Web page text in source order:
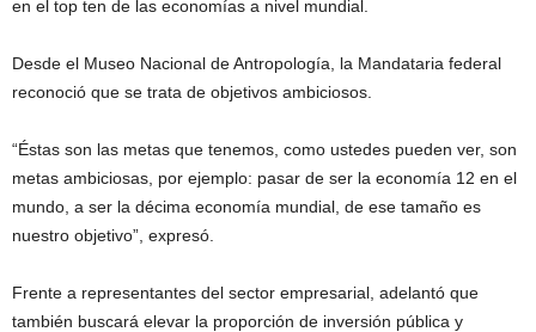
en el top ten de las economías a nivel mundial.
Desde el Museo Nacional de Antropología, la Mandataria federal
reconoció que se trata de objetivos ambiciosos.
“Éstas son las metas que tenemos, como ustedes pueden ver, son
metas ambiciosas, por ejemplo: pasar de ser la economía 12 en el
mundo, a ser la décima economía mundial, de ese tamaño es
nuestro objetivo”, expresó.
Frente a representantes del sector empresarial, adelantó que
también buscará elevar la proporción de inversión pública y